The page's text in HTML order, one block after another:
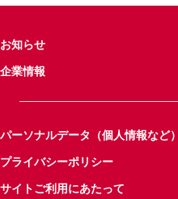
お知らせ
企業情報
パーソナルデータ（個人情報など
プライバシーポリシー
サイトご利用にあたって